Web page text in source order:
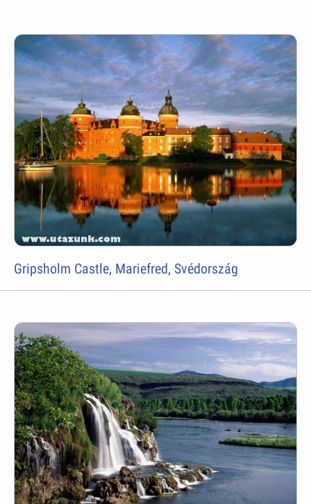
Gripsholm Castle, Mariefred, Svédország